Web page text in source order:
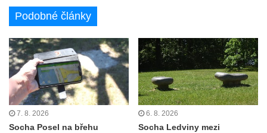
Busta Jana Amose Komenského na domě
Socha ležícího koně v Sadech
Československé armády v Teplicích
Socha Medvídě v Tierpark Chemnitz
Sochy Ležící žena v Tierpark Chemnitz
Podobné články
7. 8. 2026
Socha Posel na břehu
6. 8. 2026
Socha Ledviny mezi